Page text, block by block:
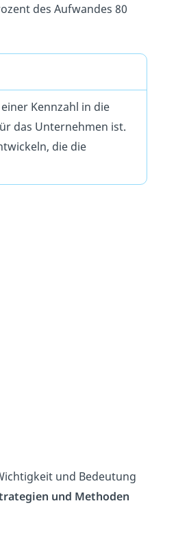
des Aufwandes 80
Kennzahl in die
das Unternehmen ist.
die die
und Bedeutung
und Methoden